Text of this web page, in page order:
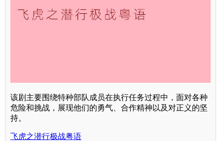
该剧主要围绕特种部队成员在执行任务过程中，面对各种
危险和挑战，展现他们的勇气、合作精神以及对正义的坚
持。
飞虎之潜行极战粤语